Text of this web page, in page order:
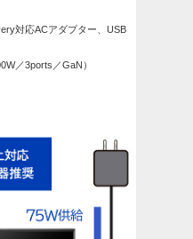
対応ACアダプター、USB
／3ports／GaN）